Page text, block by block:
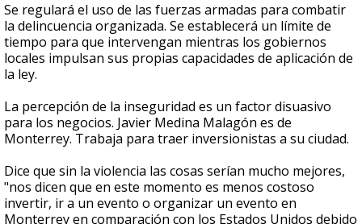
Se regulará el uso de las fuerzas armadas para combatir
la delincuencia organizada. Se establecerá un límite de
tiempo para que intervengan mientras los gobiernos
locales impulsan sus propias capacidades de aplicación de
la ley.
La percepción de la inseguridad es un factor disuasivo
para los negocios. Javier Medina Malagón es de
Monterrey. Trabaja para traer inversionistas a su ciudad.
Dice que sin la violencia las cosas serían mucho mejores,
"nos dicen que en este momento es menos costoso
invertir, ir a un evento o organizar un evento en
Monterrey en comparación con los Estados Unidos debido